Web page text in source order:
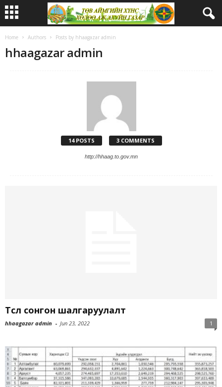
Home Authors Posts by hhaagazar admin
hhaagazar admin
14 POSTS 3 COMMENTS
http://hhaag.to.gov.mn
Төсөл сонгон шалгаруулалт
hhaagazar admin - Jun 23, 2022 1